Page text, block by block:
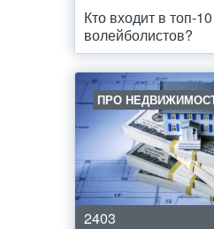
Кто входит в топ-10
волейболистов?
ПРО
2403